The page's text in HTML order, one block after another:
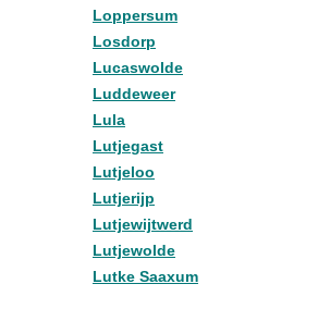
Loppersum
Losdorp
Lucaswolde
Luddeweer
Lula
Lutjegast
Lutjeloo
Lutjerijp
Lutjewijtwerd
Lutjewolde
Lutke Saaxum